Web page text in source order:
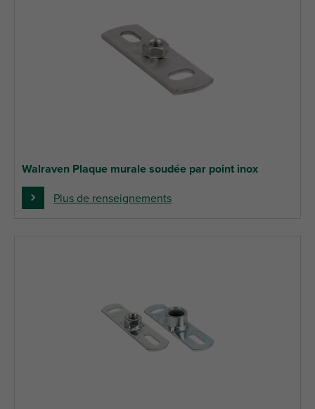
Walraven Plaque murale soudée par point inox
Plus de renseignements